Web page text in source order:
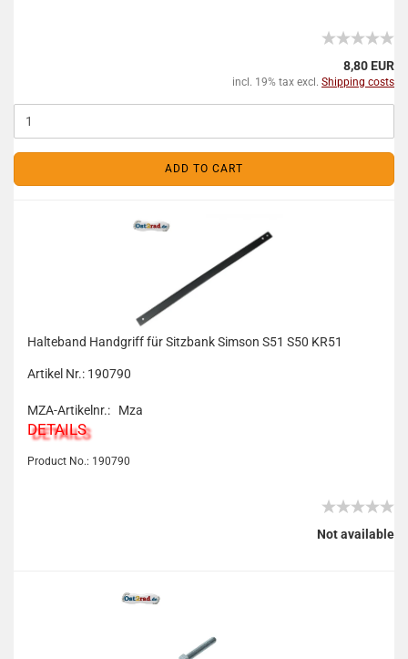
8,80 EUR
incl. 19% tax excl. Shipping costs
ADD TO CART
Halteband Handgriff für Sitzbank Simson S51 S50 KR51
Artikel Nr.: 190790
MZA-Artikelnr.: Mza
DETAILS
Product No.: 190790
Not available